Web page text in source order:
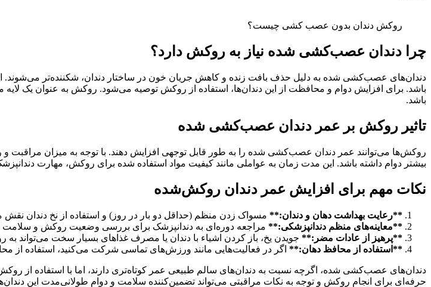
روکش دندان بدون عصب کشی چیست؟
چرا دندان عصب‌کشی شده نیاز به روکش دارد؟
دندان‌های عصب‌کشی شده به دلیل حذف بافت زنده و کاهش جریان خون در ساختار دندان، شکننده‌تر می‌شوند.
باشد. برای افزایش دوام و محافظت از این دندان‌ها، استفاده از روکش توصیه می‌شود. روکش به عنوان یک
باشد.
تاثیر روکش بر عمر دندان عصب‌کشی شده
بیشتر دوام داشته باشد. این مدت زمان به عواملی مانند کیفیت مواد استفاده شده برای روکش، مهارت
نکات مهم برای افزایش عمر دندان روکش‌شده
**رعایت بهداشت دهان و دندان:** مسواک زدن منظم (حداقل دو بار در روز) و استفاده از نخ دندان
**معاینه‌های منظم دندانپزشکی:** مراجعه دوره‌ای به دندانپزشک برای بررسی وضعیت روکش و
**پرهیز از عادات مضر:** جویدن یخ، باز کردن اشیاء با دندان یا مصرف غذاهای بسیار سخت می‌تواند
**استفاده از محافظ دهان:** اگر در فعالیت‌هایی مانند ورزش‌های تماسی شرکت می‌کنید، استفاده از
دندان‌های عصب‌کشی شده، اگرچه نسبت به دندان‌های سالم طبیعی عمر کوتاه‌تری دارند، اما با استفاده از
حرفه‌ای برای انجام روکش و توجه به نکات مراقبتی می‌تواند تضمین‌کننده سلامت و دوام طولانی‌مدت این